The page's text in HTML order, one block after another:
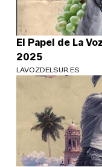
El Papel de La
2025
LAVOZDELSUR.ES